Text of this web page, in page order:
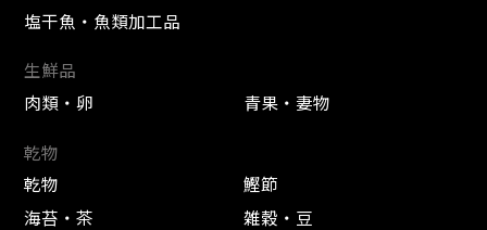
塩干魚・魚類加工品
生鮮品
肉類・卵
青果・妻物
乾物
乾物
鰹節
海苔・茶
雑穀・豆